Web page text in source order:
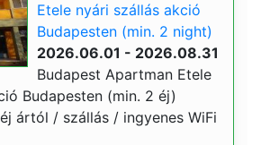
Etele nyári szállás akció
Budapesten (min. 2 night)
2026.06.01 - 2026.08.31
Budapest Apartman Etele
Budapesten (min. 2 éj)
ártól / szállás / ingyenes WiFi